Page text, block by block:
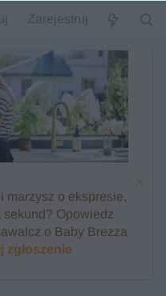
Zarejestruj
marzysz o ekspresie,
sekund? Opowiedz
o Baby Brezza
zgłoszenie